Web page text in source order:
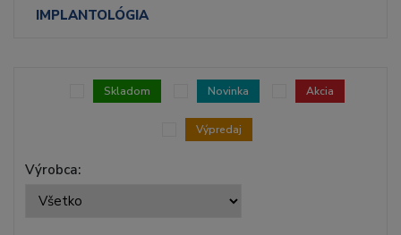
IMPLANTOLÓGIA
Výrobca:
Skladom Novinka Akcia
Výpredaj